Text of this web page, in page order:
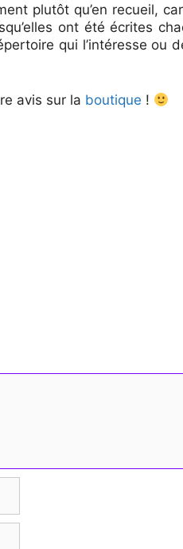
plutôt qu’en recueil,
ont été écrites
qui l’intéresse ou
avis sur la boutique !